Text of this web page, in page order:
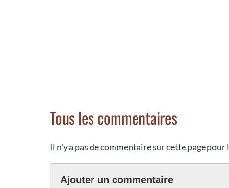
Tous les commentaires
Il n'y a pas de commentaire sur cette page pour
Ajouter un commentaire